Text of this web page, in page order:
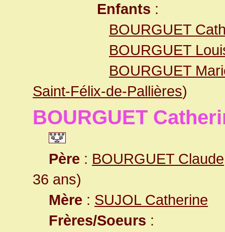
Enfants :
BOURGUET
BOURGUET
BOURGUET
Saint-Félix-de-Pallières)
BOURGUET
Père : BOURGUET Claude
36 ans)
Mère : SUJOL Catherine
Frères/Soeurs :